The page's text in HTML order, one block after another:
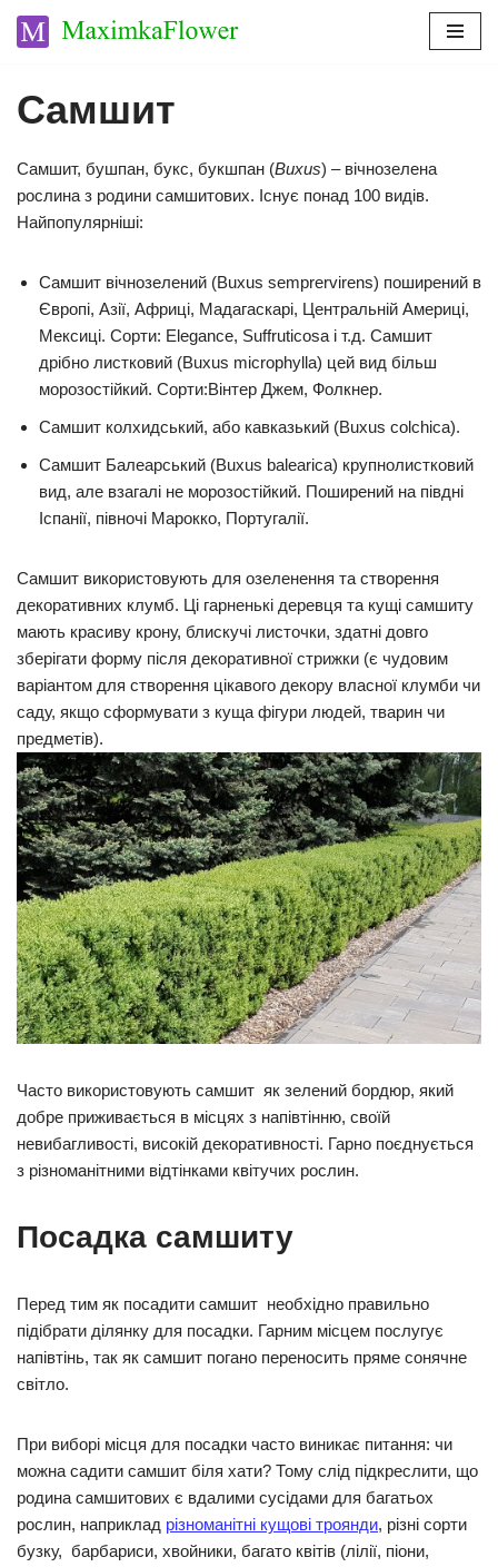
вмісту
Самшит
Самшит, бушпан, букс, букшпан (Buxus) – вічнозелена
рослина з родини самшитових. Існує понад 100 видів.
Найпопулярніші:
Самшит вічнозелений (Buxus semprervirens) поширений в
Європі, Азії, Африці, Мадагаскарі, Центральній Америці,
Мексиці. Сорти: Elegance, Suffruticosa і т.д. Самшит
дрібно листковий (Buxus microphylla) цей вид більш
морозостійкий. Сорти:Вінтер Джем, Фолкнер.
Самшит колхидський, або кавказький (Buxus colchica).
Самшит Балеарський (Buxus balearica) крупнолистковий
вид, але взагалі не морозостійкий. Поширений на півдні
Іспанії, півночі Марокко, Португалії.
Самшит використовують для озеленення та створення
декоративних клумб. Ці гарненькі деревця та кущі самшиту
мають красиву крону, блискучі листочки, здатні довго
зберігати форму після декоративної стрижки (є чудовим
варіантом для створення цікавого декору власної клумби чи
саду, якщо сформувати з куща фігури людей, тварин чи
предметів).
Часто використовують самшит як зелений бордюр, який
добре приживається в місцях з напівтінню, своїй
невибагливості, високій декоративності. Гарно поєднується
з різноманітними відтінками квітучих рослин.
Посадка самшиту
Перед тим як посадити самшит необхідно правильно
підібрати ділянку для посадки. Гарним місцем послугує
напівтінь, так як самшит погано переносить пряме сонячне
світло.
При виборі місця для посадки часто виникає питання: чи
можна садити самшит біля хати? Тому слід підкреслити, що
родина самшитових є вдалими сусідами для багатьох
рослин, наприклад різноманітні кущові троянди, різні сорти
бузку, барбариси, хвойники, багато квітів (лілії, піони,